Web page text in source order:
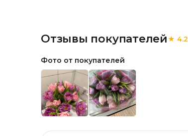
Отзывы покупателей★4.2
Фото от покупателей